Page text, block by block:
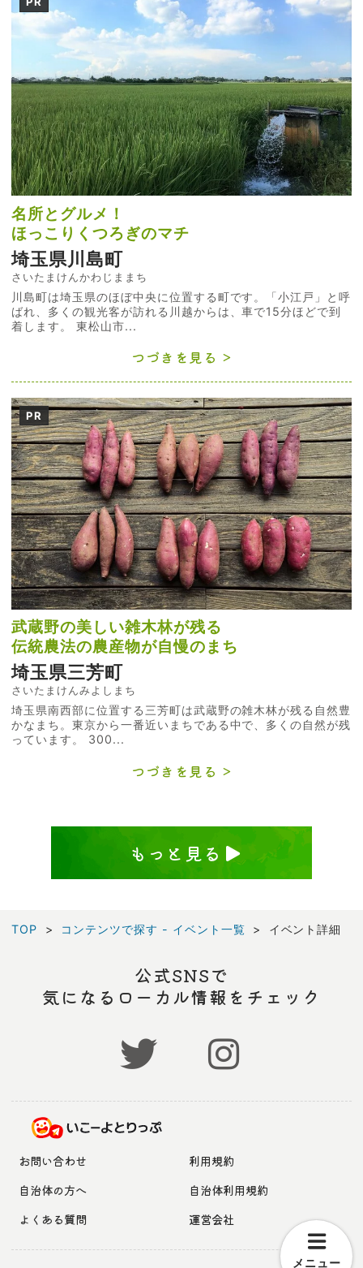
名所とグルメ！
ほっこりくつろぎのマチ
埼玉県川島町
さいたまけんかわじままち
川島町は埼玉県のほぼ中央に位置する町です。「小江戸」と呼
ばれ、多くの観光客が訪れる川越からは、車で15分ほどで到
着します。 東松山市...
つづきを見る
PR
武蔵野の美しい雑木林が残る
伝統農法の農産物が自慢のまち
埼玉県三芳町
さいたまけんみよしまち
埼玉県南西部に位置する三芳町は武蔵野の雑木林が残る自然豊
かなまち。東京から一番近いまちである中で、多くの自然が残
っています。 300...
つづきを見る
もっと見る
TOP コンテンツで探す - イベント一覧 イベント詳細
メニュー
公式SNSで
気になるローカル情報をチェック
お問い合わせ
利用規約
自治体の方へ
自治体利用規約
よくある質問
運営会社